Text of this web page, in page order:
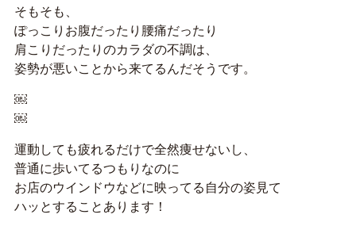
そもそも、
ぽっこりお腹だったり腰痛だったり
肩こりだったりのカラダの不調は、
姿勢が悪いことから来てるんだそうです。
￼
￼
運動しても疲れるだけで全然痩せないし、
普通に歩いてるつもりなのに
お店のウインドウなどに映ってる自分の姿見て
ハッとすることあります！